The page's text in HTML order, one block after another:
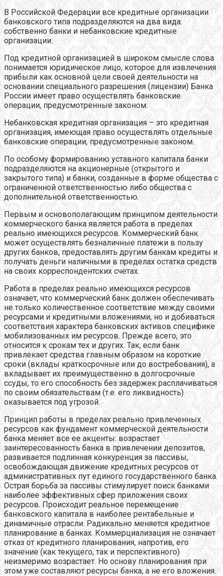
В Российской Федерации все кредитные организации
банковского типа подразделяются на два вида:
собственно банки и небанковские кредитные
организации.
Под кредитной организацией в широком смысле слова
понимается юридическое лицо, которое для извлечения
прибыли как основной цели своей деятельности на
основании специального разрешения (лицензии) Банка
России имеет право осуществлять банковские
операции, предусмотренные законом.
Небанковская кредитная организация – это кредитная
организация, имеющая право осуществлять отдельные
банковские операции, предусмотренные законом.
По особому формированию уставного капитала банки
подразделяются на акционерные (открытого и
закрытого типа) и банки, созданные в форме общества с
ограниченной ответственностью либо общества с
дополнительной ответственностью.
Первым и основополагающим принципом деятельности
коммерческого банка является работа в пределах
реально имеющихся ресурсов. Коммерческий банк
может осуществлять безналичные платежи в пользу
других банков, предоставлять другим банкам кредиты и
получать деньги наличными в пределах остатка средств
на своих корреспондентских счетах.
Работа в пределах реально имеющихся ресурсов
означает, что коммерческий банк должен обеспечивать
не только количественное соответствие между своими
ресурсами и кредитными вложениями, но и добиваться
соответствия характера банковских активов специфике
мобилизованных им ресурсов. Прежде всего, это
относится к срокам тех и других. Так, если банк
привлекает средства главным образом на короткие
сроки (вклады краткосрочные или до востребования), а
вкладывает их преимущественно в долгосрочные
ссуды, то его способность без задержек расплачиваться
по своим обязательствам (т.е. его ликвидность)
оказывается под угрозой.
Принцип работы в пределах реально привлеченных
ресурсов как фундамент коммерческой деятельности
банка меняет все ее акценты: возрастает
заинтересованность банка в привлечении депозитов,
развивается подлинная конкуренция за пассивы,
освобождающая движение кредитных ресурсов от
административных пут единого государственного банка.
Острая борьба за пассивы стимулирует поиск банками
наиболее эффективных сфер приложения своих
ресурсов. Происходит реальное перемещение
банковского капитала в наиболее рентабельные и
динамичные отрасли. Радикально меняется кредитное
планирование в банках. Коммерциализация не означает
отказ от кредитного планирования, напротив, его
значение (как текущего, так и перспективного)
неизмеримо возрастает. Но основу планирования при
этом уже составляют ресурсы банка, а не его вложения.